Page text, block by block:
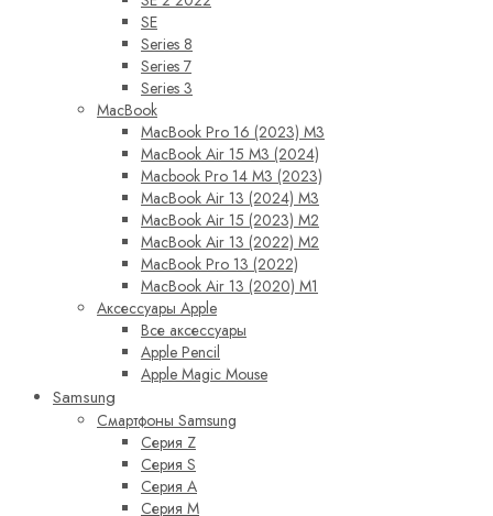
SE
Series 8
Series 7
Series 3
MacBook
MacBook Pro 16 (2023) M3
MacBook Air 15 M3 (2024)
Macbook Pro 14 M3 (2023)
MacBook Air 13 (2024) M3
MacBook Air 15 (2023) M2
MacBook Air 13 (2022) M2
MacBook Pro 13 (2022)
MacBook Air 13 (2020) M1
Аксессуары Apple
Все аксессуары
Apple Pencil
Apple Magic Mouse
Samsung
Смартфоны Samsung
Серия Z
Серия S
Серия A
Серия M